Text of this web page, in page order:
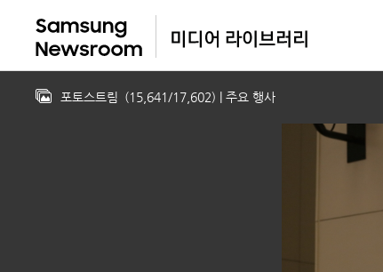
포토스트림 (15,641/17,602) | 주요 행사